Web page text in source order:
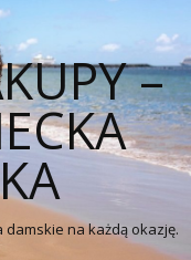
–
na każdą okazję.